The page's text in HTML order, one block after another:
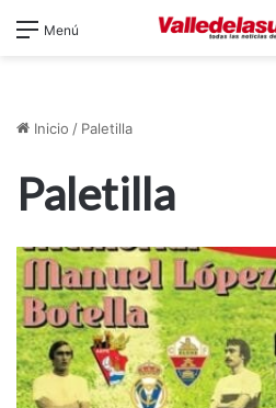
Menú
Inicio / Paletilla
Paletilla